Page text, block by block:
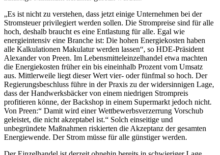
„Es ist nicht zu verstehen, dass jetzt einige Unternehmen bei der
Stromsteuer privilegiert werden sollen. Die Strompreise sind für alle
hoch, deshalb braucht es eine Entlastung für alle. Egal wie
energieintensiv eine Branche ist: Die hohen Energiekosten haben
alle Kalkulationen Makulatur werden lassen“, so HDE-Präsident
Alexander von Preen. Im Lebensmitteleinzelhandel etwa machten
die Energiekosten früher ein bis eineinhalb Prozent vom Umsatz
aus. Mittlerweile liegt dieser Wert vier- oder fünfmal so hoch. Der
Regierungsbeschluss führe in der Praxis zu der widersinnigen Lage,
dass der Handwerksbäcker von einem niedrigen Strompreis
profitieren könne, der Backshop in einem Supermarkt jedoch nicht.
Von Preen:“ Damit wird einer Wettbewerbsverzerrung Vorschub
geleistet, die nicht akzeptabel ist.“ Solch einseitige und
unbegründete Maßnahmen riskierten die Akzeptanz der gesamten
Energiewende. Der Strom müsse für alle günstiger werden.